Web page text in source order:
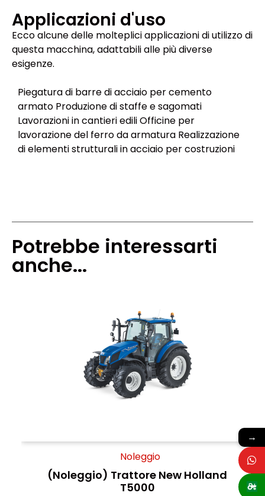
Applicazioni d'uso
Ecco alcune delle molteplici applicazioni di utilizzo di
questa macchina, adattabili alle più diverse
esigenze.
Piegatura di barre di acciaio per cemento
armato Produzione di staffe e sagomati
Lavorazioni in cantieri edili Officine per
lavorazione del ferro da armatura Realizzazione
di elementi strutturali in acciaio per costruzioni
Potrebbe interessarti
anche...
Noleggio
(Noleggio) Trattore New Holland
T5000
→